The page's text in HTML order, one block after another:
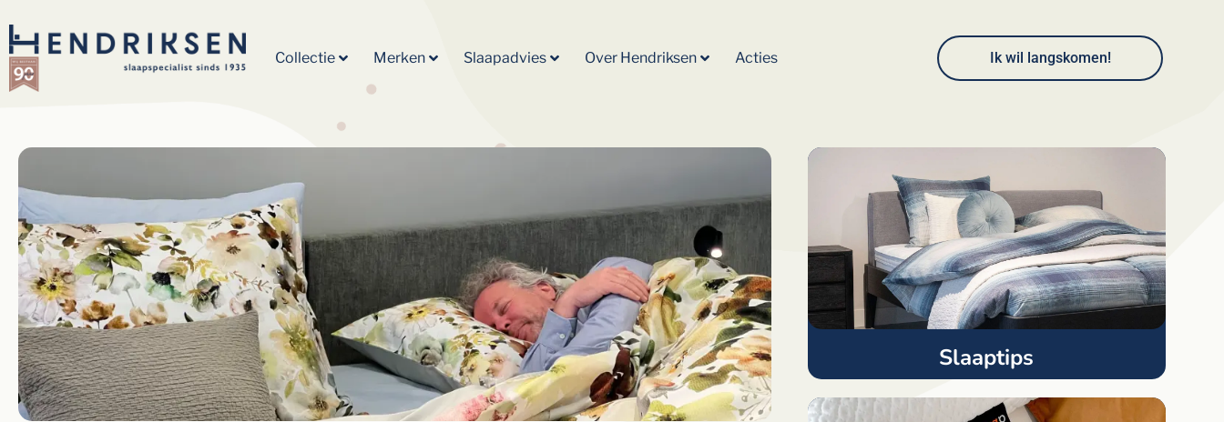
Collectie Merken Slaapadvies Over Hendriksen Acties Ik wil langskomen!
Slaaptips